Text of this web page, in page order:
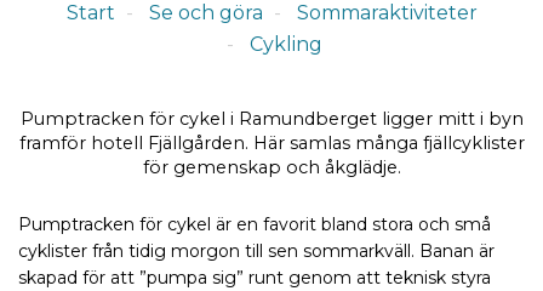
Start Se och göra
Sommaraktiviteter
Cykling
Pumptracken för cykel i Ramundberget ligger mitt i byn
framför hotell Fjällgården. Här samlas många fjällcyklister
för gemenskap och åkglädje.
Pumptracken för cykel är en favorit bland stora och små
cyklister från tidig morgon till sen sommarkväll. Banan är
skapad för att ”pumpa sig” runt genom att teknisk styra